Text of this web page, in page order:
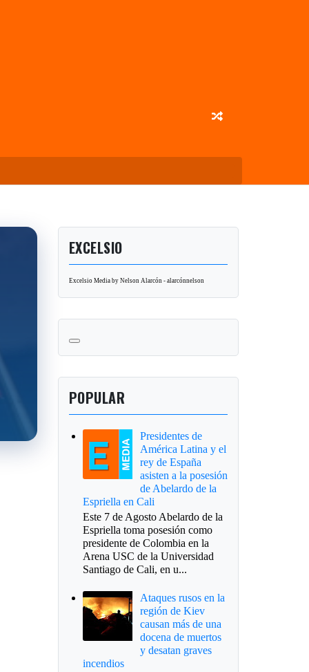
EXCELSIO
Excelsio Media by Nelson Alarcón - alarcónnelson
POPULAR
Presidentes de
América Latina y el
rey de España
asisten a la posesión
de Abelardo de la
Espriella en Cali
Este 7 de Agosto Abelardo de la
Espriella toma posesión como
presidente de Colombia en la
Arena USC de la Universidad
Santiago de Cali, en u...
Ataques rusos en la
región de Kiev
causan más de una
docena de muertos
y desatan graves
incendios